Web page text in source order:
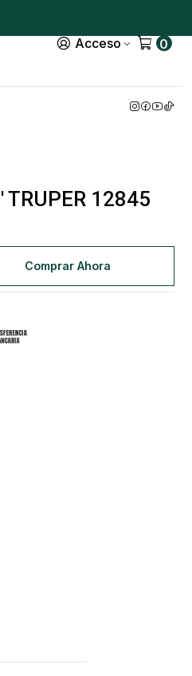
Acceso 0
12845
Comprar Ahora